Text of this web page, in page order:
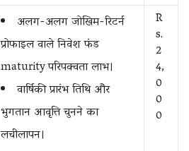
अलग-अलग जोखिम-रिटर्न
प्रोफाइल वाले निवेश फंड
maturity परिपक्वता लाभ।
वार्षिकी प्रारंभ तिथि और
भुगतान आवृत्ति चुनने का
लचीलापन।
R
s.
2
4,
0
0
0